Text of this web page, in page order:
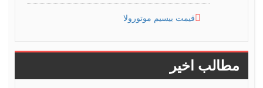
قیمت بیسیم موتورولا
مطالب اخیر